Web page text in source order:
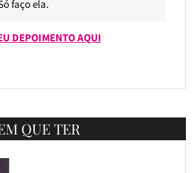
faço ela.
DEPOIMENTO AQUI
QUE TER